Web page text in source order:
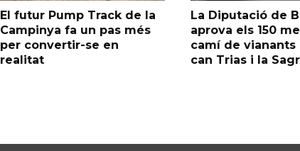
El futur Pump Track de la
Campinya fa un pas més
per convertir-se en
realitat
La Diputació de
aprova els 150
camí de vianants
can Trias i la